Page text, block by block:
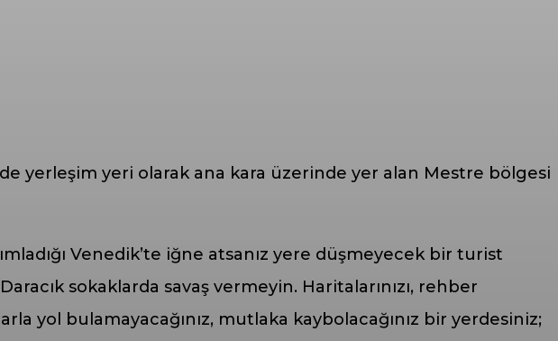
yerleşim yeri olarak ana kara üzerinde yer alan Mestre bölgesi
Venedik’te iğne atsanız yere düşmeyecek bir turist
sokaklarda savaş vermeyin. Haritalarınızı, rehber
yol bulamayacağınız, mutlaka kaybolacağınız bir yerdesiniz;